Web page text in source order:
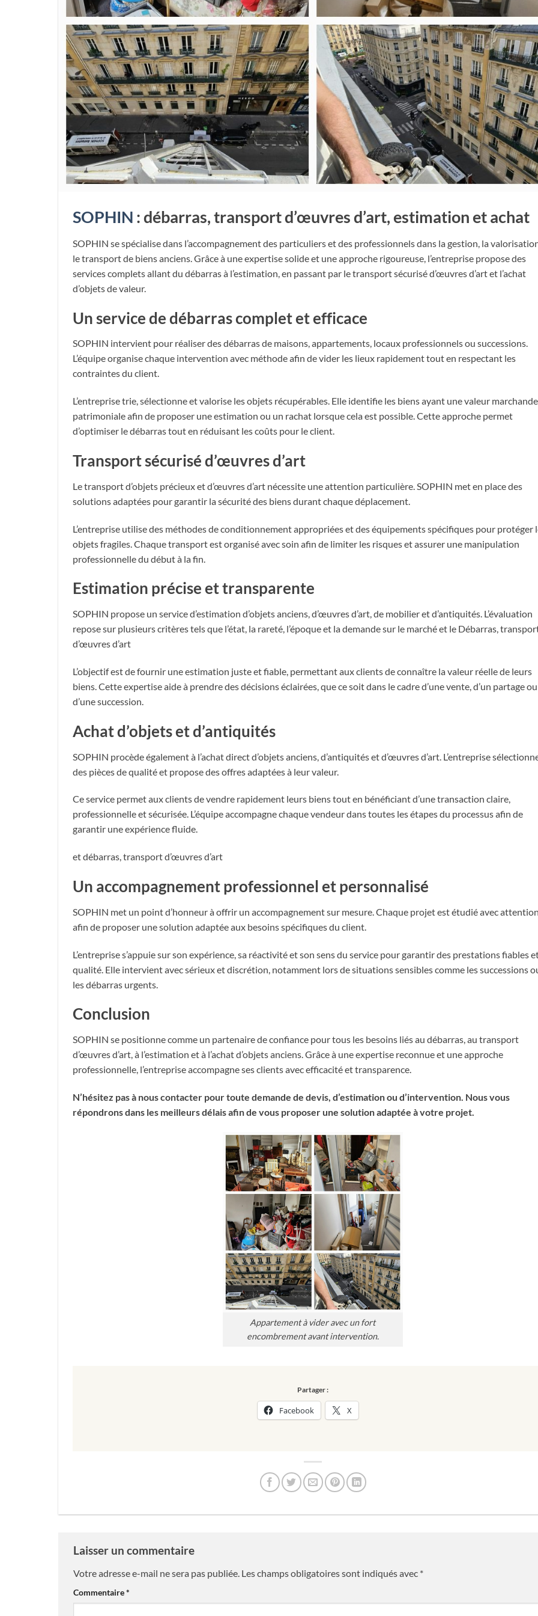
SOPHIN : débarras, transport d’œuvres d’art, estimation et achat
SOPHIN se spécialise dans l’accompagnement des particuliers et des professionnels dans la gestion, la
le transport de biens anciens. Grâce à une expertise solide et une approche rigoureuse, l’entreprise propose des
services complets allant du débarras à l’estimation, en passant par le transport sécurisé d’œuvres d’art et l’achat
d’objets de valeur.
Un service de débarras complet et efficace
SOPHIN intervient pour réaliser des débarras de maisons, appartements, locaux professionnels ou successions.
L’équipe organise chaque intervention avec méthode afin de vider les lieux rapidement tout en respectant les
contraintes du client.
L’entreprise trie, sélectionne et valorise les objets récupérables. Elle identifie les biens ayant une valeur
patrimoniale afin de proposer une estimation ou un rachat lorsque cela est possible. Cette approche permet
d’optimiser le débarras tout en réduisant les coûts pour le client.
Transport sécurisé d’œuvres d’art
Le transport d’objets précieux et d’œuvres d’art nécessite une attention particulière. SOPHIN met en place des
solutions adaptées pour garantir la sécurité des biens durant chaque déplacement.
L’entreprise utilise des méthodes de conditionnement appropriées et des équipements spécifiques pour protéger
objets fragiles. Chaque transport est organisé avec soin afin de limiter les risques et assurer une manipulation
professionnelle du début à la fin.
Estimation précise et transparente
SOPHIN propose un service d’estimation d’objets anciens, d’œuvres d’art, de mobilier et d’antiquités. L’évaluation
repose sur plusieurs critères tels que l’état, la rareté, l’époque et la demande sur le marché et le Débarras,
d’œuvres d’art
L’objectif est de fournir une estimation juste et fiable, permettant aux clients de connaître la valeur réelle de leurs
biens. Cette expertise aide à prendre des décisions éclairées, que ce soit dans le cadre d’une vente, d’un partage ou
d’une succession.
Achat d’objets et d’antiquités
SOPHIN procède également à l’achat direct d’objets anciens, d’antiquités et d’œuvres d’art. L’entreprise
des pièces de qualité et propose des offres adaptées à leur valeur.
Ce service permet aux clients de vendre rapidement leurs biens tout en bénéficiant d’une transaction claire,
professionnelle et sécurisée. L’équipe accompagne chaque vendeur dans toutes les étapes du processus afin de
garantir une expérience fluide.
et débarras, transport d’œuvres d’art
Un accompagnement professionnel et personnalisé
SOPHIN met un point d’honneur à offrir un accompagnement sur mesure. Chaque projet est étudié avec
afin de proposer une solution adaptée aux besoins spécifiques du client.
L’entreprise s’appuie sur son expérience, sa réactivité et son sens du service pour garantir des prestations fiables
qualité. Elle intervient avec sérieux et discrétion, notamment lors de situations sensibles comme les successions
les débarras urgents.
Conclusion
SOPHIN se positionne comme un partenaire de confiance pour tous les besoins liés au débarras, au transport
d’œuvres d’art, à l’estimation et à l’achat d’objets anciens. Grâce à une expertise reconnue et une approche
professionnelle, l’entreprise accompagne ses clients avec efficacité et transparence.
N’hésitez pas à nous contacter pour toute demande de devis, d’estimation ou d’intervention. Nous vous
répondrons dans les meilleurs délais afin de vous proposer une solution adaptée à votre projet.
Appartement à vider avec un fort
encombrement avant intervention.
Partager :
Facebook X
Laisser un commentaire
Votre adresse e-mail ne sera pas publiée. Les champs obligatoires sont indiqués avec *
Commentaire*